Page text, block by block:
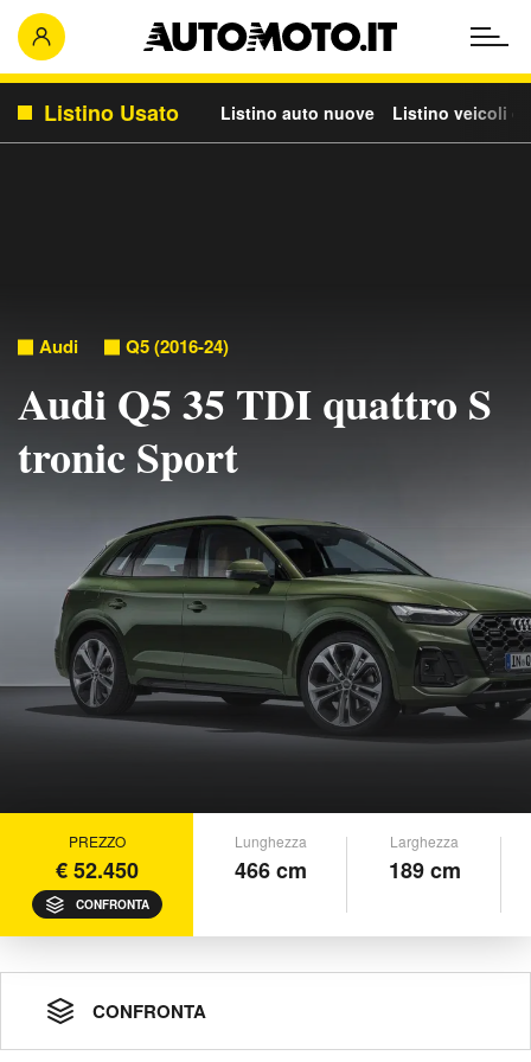
Listino Usato Listino auto nuove Listino veicoli
Audi Q5 (2016-24)
Audi Q5 35 TDI quattro S
tronic Sport
PREZZO
€ 52.450
CONFRONTA
Lunghezza
466 cm
Larghezza
189 cm
CONFRONTA